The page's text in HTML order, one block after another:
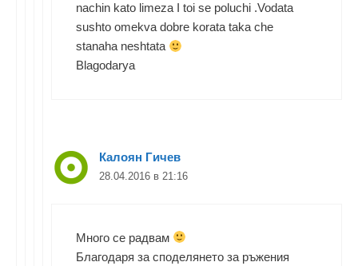
nachin kato limeza I toi se poluchi .Vodata
sushto omekva dobre korata taka che
stanaha neshtata
Blagodarya
Калоян Гичев
28.04.2016 в 21:16
Много се радвам
Благодаря за споделянето за ръжения